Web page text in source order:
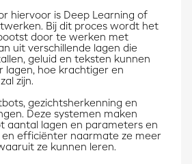
hiervoor is Deep Learning of
Bij dit proces wordt het
door te werken met
uit verschillende lagen die
geluid en teksten kunnen
lagen, hoe krachtiger en
zijn.
gezichtsherkenning en
Deze systemen maken
aantal lagen en parameters en
efficiënter naarmate ze meer
ze kunnen leren.